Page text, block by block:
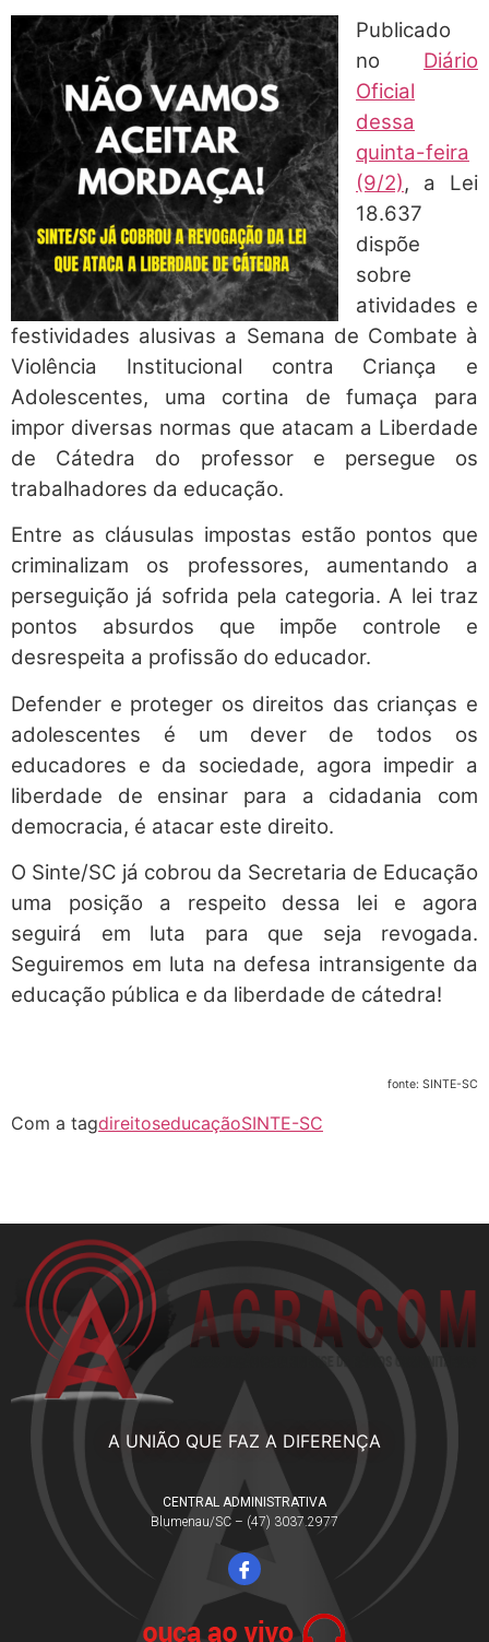
Publicado
no Diário
Oficial
dessa
quinta-feira
(9/2), a Lei
18.637
dispõe
sobre
atividades e
festividades alusivas a Semana de Combate à
Violência Institucional contra Criança e
Adolescentes, uma cortina de fumaça para
impor diversas normas que atacam a Liberdade
de Cátedra do professor e persegue os
trabalhadores da educação.
Entre as cláusulas impostas estão pontos que
criminalizam os professores, aumentando a
perseguição já sofrida pela categoria. A lei traz
pontos absurdos que impõe controle e
desrespeita a profissão do educador.
Defender e proteger os direitos das crianças e
adolescentes é um dever de todos os
educadores e da sociedade, agora impedir a
liberdade de ensinar para a cidadania com
democracia, é atacar este direito.
O Sinte/SC já cobrou da Secretaria de Educação
uma posição a respeito dessa lei e agora
seguirá em luta para que seja revogada.
Seguiremos em luta na defesa intransigente da
educação pública e da liberdade de cátedra!
fonte: SINTE-SC
Com a tagdireitoseducaçãoSINTE-SC
A UNIÃO QUE FAZ A DIFERENÇA
CENTRAL ADMINISTRATIVA
Blumenau/SC – (47) 3037.2977